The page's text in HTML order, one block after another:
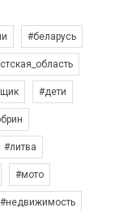
#беларусь
#дети
#литва
#мото
#недвижимость